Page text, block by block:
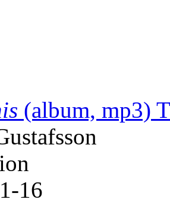
(album, mp3)
16